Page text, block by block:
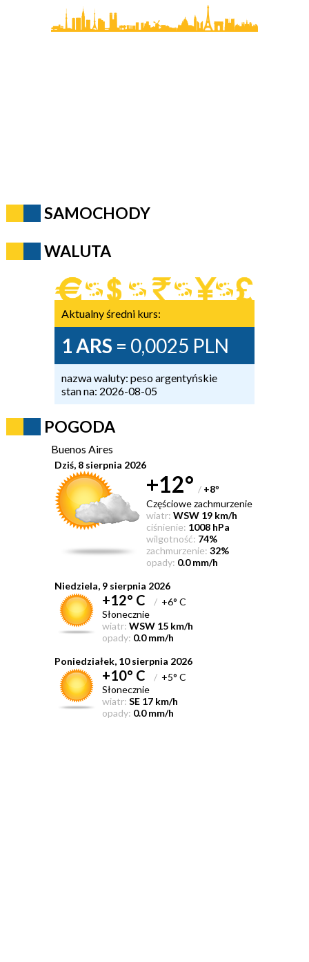
SAMOCHODY
WALUTA
Aktualny średni kurs:
1 ARS = 0,0025 PLN
nazwa waluty: peso argentyńskie
stan na: 2026-08-05
POGODA
Buenos Aires
Dziś, 8 sierpnia 2026
+12° / +8°
Częściowe zachmurzenie
wiatr: WSW 19 km/h
ciśnienie: 1008 hPa
wilgotność: 74%
zachmurzenie: 32%
opady: 0.0 mm/h
Niedziela, 9 sierpnia 2026
+12° C /+6° C
Słonecznie
wiatr: WSW 15 km/h
opady: 0.0 mm/h
Poniedziałek, 10 sierpnia 2026
+10° C /+5° C
Słonecznie
wiatr: SE 17 km/h
opady: 0.0 mm/h